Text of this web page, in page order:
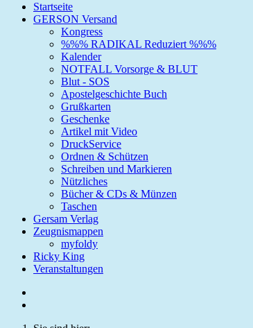
Startseite
GERSON Versand
Kongress
%%% RADIKAL Reduziert %%%
Kalender
NOTFALL Vorsorge & BLUT
Blut - SOS
Apostelgeschichte Buch
Grußkarten
Geschenke
Artikel mit Video
DruckService
Ordnen & Schützen
Schreiben und Markieren
Nützliches
Bücher & CDs & Münzen
Taschen
Gersam Verlag
Zeugnismappen
myfoldy
Ricky King
Veranstaltungen